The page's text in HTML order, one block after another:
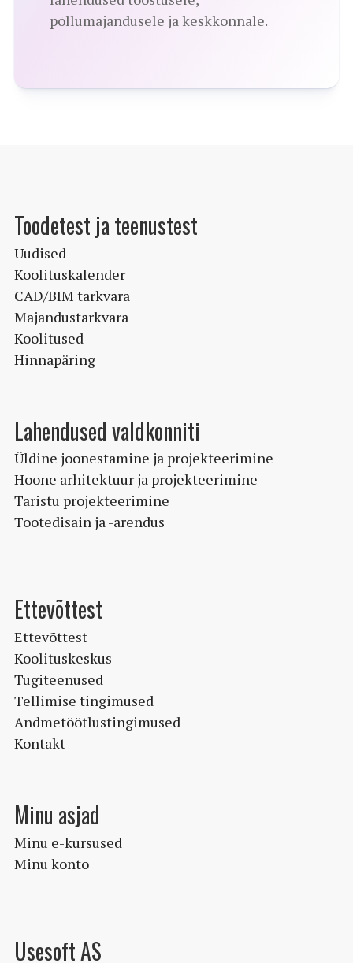
põllumajandusele ja keskkonnale.
Toodetest ja teenustest
Uudised
Koolituskalender
CAD/BIM tarkvara
Majandustarkvara
Koolitused
Hinnapäring
Lahendused valdkonniti
Üldine joonestamine ja projekteerimine
Hoone arhitektuur ja projekteerimine
Taristu projekteerimine
Tootedisain ja -arendus
Ettevõttest
Ettevõttest
Koolituskeskus
Tugiteenused
Tellimise tingimused
Andmetöötlustingimused
Kontakt
Minu asjad
Minu e-kursused
Minu konto
Usesoft AS